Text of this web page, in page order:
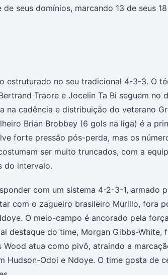
seus domínios, marcando 13 de seus
estruturado no seu tradicional 4-3-3. O
Traore e Jocelin Ta Bi seguem no
na cadência e distribuição do veterano
Brian Brobbey (6 gols na liga) é a
forte pressão pós-perda, mas os
ser muito truncados, com a
do intervalo.
com um sistema 4-2-3-1, armado
com o zagueiro brasileiro Murillo, fora
O meio-campo é ancorado pela
destaque do time, Morgan Gibbs-White,
Wood atua como pivô, atraindo a
Hudson-Odoi e Ndoye. O time gosta de